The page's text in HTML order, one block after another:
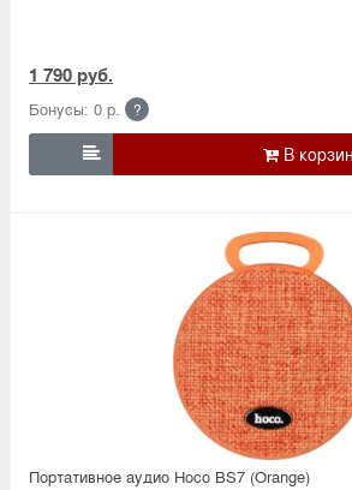
1 790 руб.
Бонусы: 0 р. ?

Портативное аудио Hoco BS7 (Orange)